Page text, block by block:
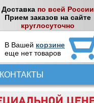
Доставка по всей России
Прием заказов на сайте
круглосуточно
В Вашей корзине
еще нет товаров
КОНТАКТЫ